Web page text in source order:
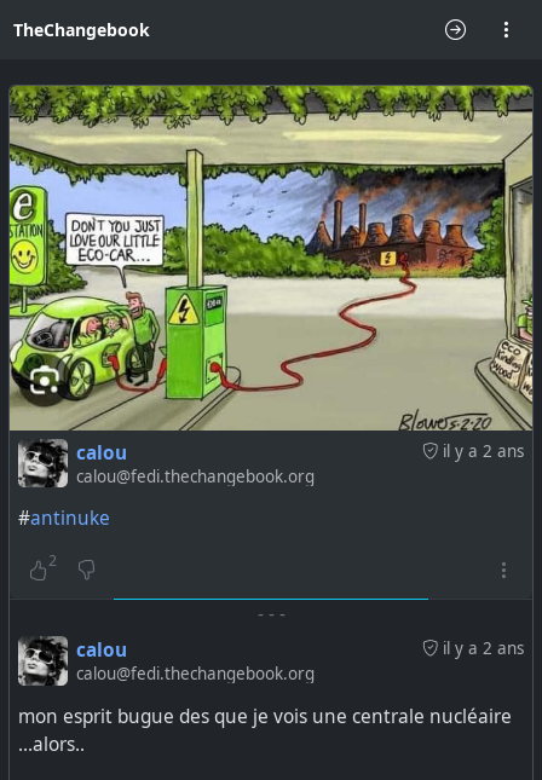
TheChangebook
il y a 2 ans
calou
calou@fedi.thechangebook.org
#antinuke
2
- - -
il y a 2 ans
calou
calou@fedi.thechangebook.org
mon esprit bugue des que je vois une centrale nucléaire
...alors..